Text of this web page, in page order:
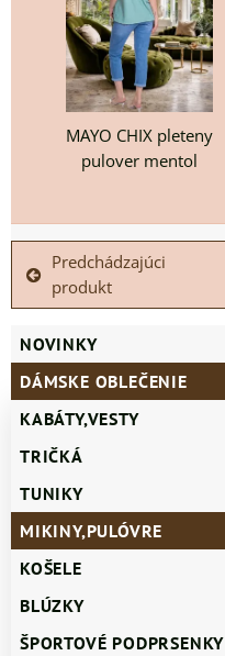
MAYO CHIX pleteny
pulover mentol
Predchádzajúci
produkt
NOVINKY
DÁMSKE OBLEČENIE
KABÁTY,VESTY
TRIČKÁ
TUNIKY
MIKINY,PULÓVRE
KOŠELE
BLÚZKY
ŠPORTOVÉ PODPRSENKY